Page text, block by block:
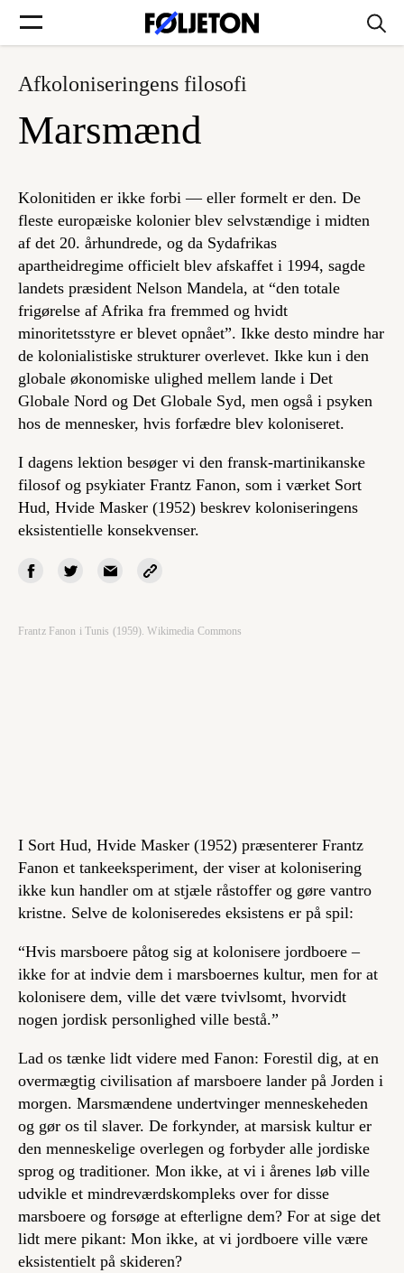
Forsider
Føljetoner
Søg
Min side
Log ind
Afkoloniseringens filosofi
Marsmænd
Kolonitiden er ikke forbi — eller formelt er den. De
fleste europæiske kolonier blev selvstændige i midten
af det 20. århundrede, og da Sydafrikas
apartheidregime officielt blev afskaffet i 1994, sagde
landets præsident Nelson Mandela, at “den totale
frigørelse af Afrika fra fremmed og hvidt
minoritetsstyre er blevet opnået”. Ikke desto mindre har
de kolonialistiske strukturer overlevet. Ikke kun i den
globale økonomiske ulighed mellem lande i Det
Globale Nord og Det Globale Syd, men også i psyken
hos de mennesker, hvis forfædre blev koloniseret.
I dagens lektion besøger vi den fransk-martinikanske
filosof og psykiater Frantz Fanon, som i værket Sort
Hud, Hvide Masker (1952) beskrev koloniseringens
eksistentielle konsekvenser.
Frantz Fanon i Tunis (1959). Wikimedia Commons
I Sort Hud, Hvide Masker (1952) præsenterer Frantz
Fanon et tankeeksperiment, der viser at kolonisering
ikke kun handler om at stjæle råstoffer og gøre vantro
kristne. Selve de koloniseredes eksistens er på spil:
“Hvis marsboere påtog sig at kolonisere jordboere –
ikke for at indvie dem i marsboernes kultur, men for at
kolonisere dem, ville det være tvivlsomt, hvorvidt
nogen jordisk personlighed ville bestå.”
Lad os tænke lidt videre med Fanon: Forestil dig, at en
overmægtig civilisation af marsboere lander på Jorden i
morgen. Marsmændene undertvinger menneskeheden
og gør os til slaver. De forkynder, at marsisk kultur er
den menneskelige overlegen og forbyder alle jordiske
sprog og traditioner. Mon ikke, at vi i årenes løb ville
udvikle et mindreværdskompleks over for disse
marsboere og forsøge at efterligne dem? For at sige det
lidt mere pikant: Mon ikke, at vi jordboere ville være
eksistentielt på skideren?